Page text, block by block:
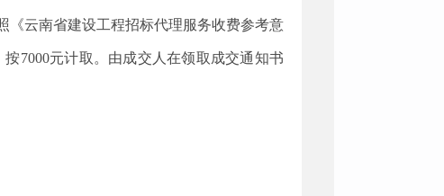
《云南省建设工程招标代理服务收费参考意
7000元计取。由成交人在领取成交通知书